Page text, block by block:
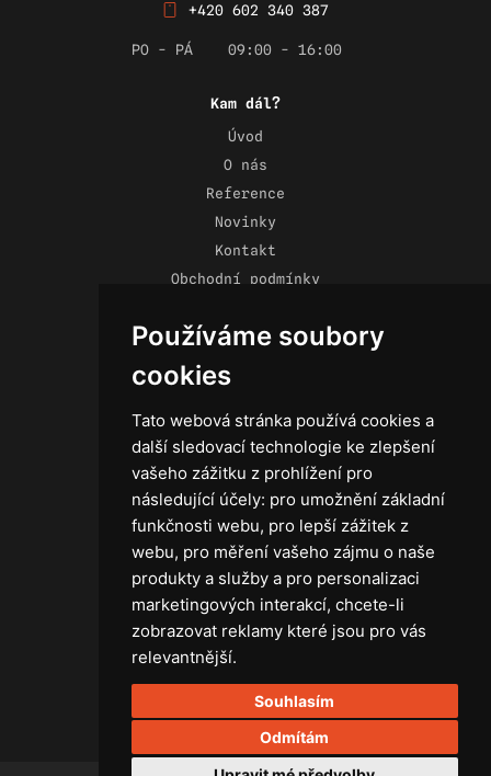
Používáme soubory
cookies
Tato webová stránka používá cookies a
další sledovací technologie ke zlepšení
vašeho zážitku z prohlížení pro
následující účely: pro umožnění základní
funkčnosti webu, pro lepší zážitek z
webu, pro měření vašeho zájmu o naše
produkty a služby a pro personalizaci
marketingových interakcí, chcete-li
zobrazovat reklamy které jsou pro vás
relevantnější.
Souhlasím
Odmítám
+420 602 340 387
PO - PÁ 09:00 - 16:00
Kam dál?
Úvod
O nás
Reference
Novinky
Kontakt
Obchodní podmínky
Technika
Světla
Příslušenství ke světlům
Osvětlovací technika GRIP
Baterie
Stativy
Lighting control
Ostatní
Rozvaděče a kabely
Spotřební materiál
Z75 MISC. (RŮZNÉ) Accessories